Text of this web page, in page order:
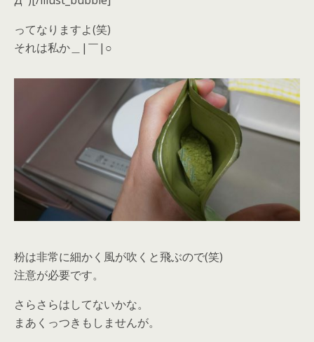
ってなりますよ(笑)
それは私か＿|￣|○
粉は非常に細かく風が吹くと飛ぶので(笑)
注意が必要です。
さらさらはしてないかな。
まあくっつきもしませんが。